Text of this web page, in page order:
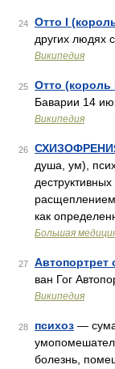
24 Отто I
других людях
Википедия
25 Отто (король
Баварии 14
Википедия
26
душа, ум),
расщеплением
как
Большая
27 Автопортрет
ван Гог
Википедия
28 психоз —
болезнь,